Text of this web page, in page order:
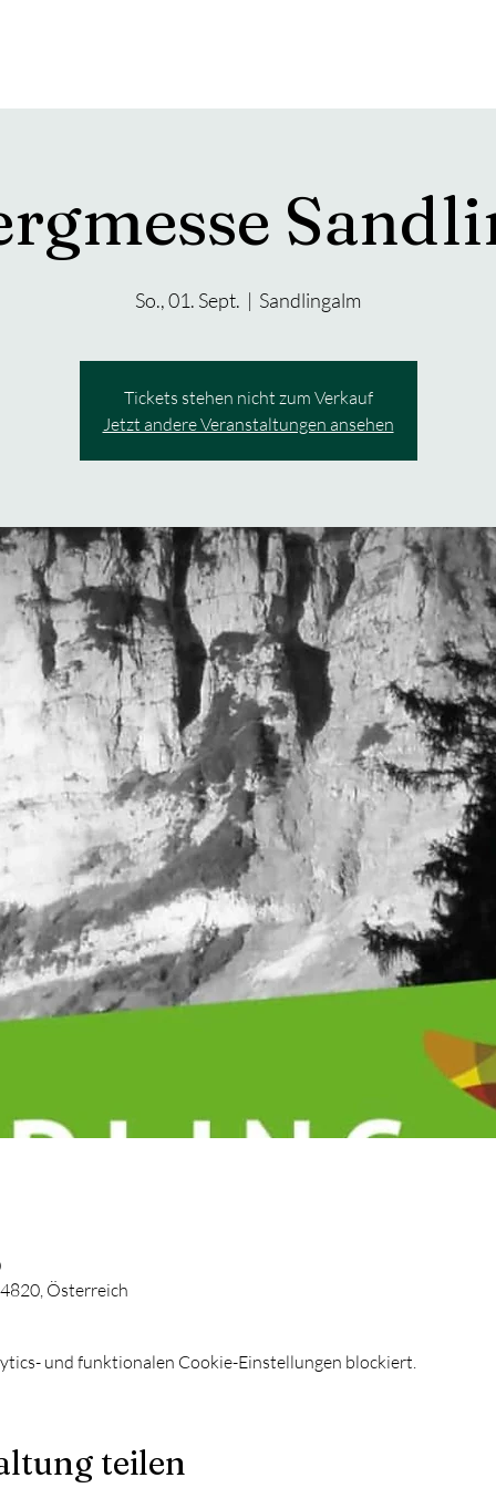
So., 01. Sept.
  |
Sandlingalm
Tickets stehen nicht zum Verkauf
Jetzt andere Veranstaltungen ansehen
Österreich
und funktionalen Cookie-Einstellungen blockiert.
teilen